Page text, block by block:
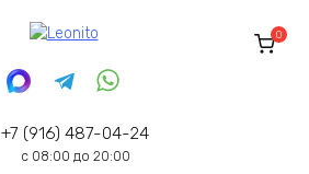
+7 (916) 487-04-24
с 08:00 до 20:00
0